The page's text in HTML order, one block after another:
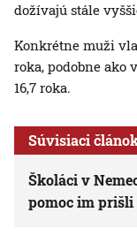
dožívajú stále
Konkrétne muži
roka, podobne ako
16,7 roka.
Súvisiaci
Školáci v
pomoc im